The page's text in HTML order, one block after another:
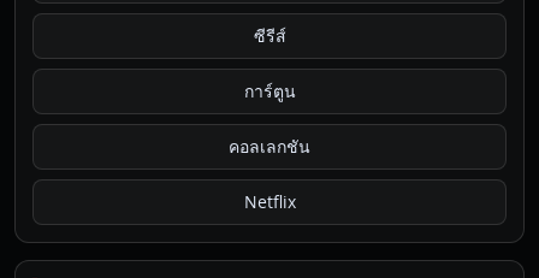
ซีรีส์
การ์ตูน
คอลเลกชัน
Netflix